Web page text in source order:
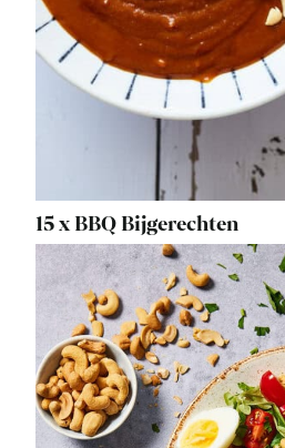
15 x BBQ Bijgerechten